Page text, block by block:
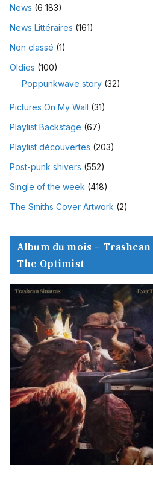
News (6 183)
News Littéraires (161)
Non classé (1)
Oldies (100)
Poppunkwave story (32)
Pictures On My Wall (31)
Playlist Backstage (67)
Playlist découvertes (203)
Post-punk shivers (552)
Single of the week (418)
The Smiths Cover Artwork (2)
Album du mois –
The Optimist